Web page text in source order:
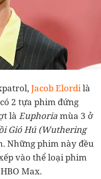
Jacob Elordilà
2 tựa phim đứng
là Euphoriamùa 3 ở
Gió Hú (Wuthering
Những phim này đều
vào thể loại phim
Max.